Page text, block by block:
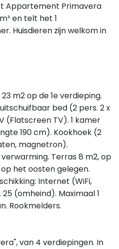
Appartement Primavera
en telt het 1
Huisdieren zijn welkom in
m2 op de 1e verdieping.
bed (2 pers. 2 x
(Flatscreen TV). 1 kamer
190 cm). Kookhoek (2
magnetron).
Terras 8 m2, op
het oosten gelegen.
Internet (WiFi,
(omheind). Maximaal 1
Rookmelders.
van 4 verdiepingen. In